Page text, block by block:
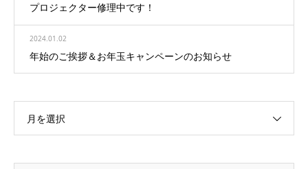
プロジェクター修理中です！
2024.01.02
年始のご挨拶＆お年玉キャンペーンのお知らせ
月を選択